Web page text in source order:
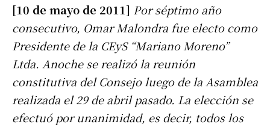
[10 de mayo de 2011] Por séptimo año
consecutivo, Omar Malondra fue electo como
Presidente de la CEyS “Mariano Moreno”
Ltda. Anoche se realizó la reunión
constitutiva del Consejo luego de la Asamblea
realizada el 29 de abril pasado. La elección se
efectuó por unanimidad, es decir, todos los